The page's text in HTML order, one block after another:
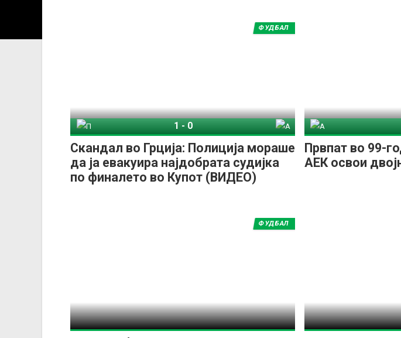
Скандал во Грција: Полиција мораше
да ја евакуира најдобрата судијка
по финалето во Купот (ВИДЕО)
ФУДБАЛ
1-0
Првпат во 99-
АЕК освои
ФУДБАЛ
За секоја форма на распространување, репродукција или комерцијална употреба на